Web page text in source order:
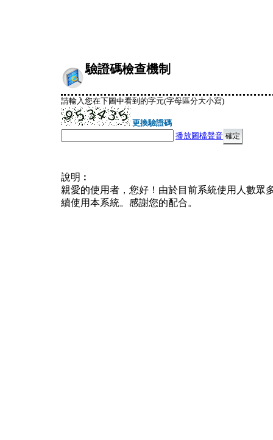
驗證碼檢查機制
請輸入您在下圖中看到的字元(字母區分大小寫)
更換驗證碼
播放圖檔聲音
說明︰
親愛的使用者，您好！由於目前系統使用人數眾
續使用本系統。感謝您的配合。